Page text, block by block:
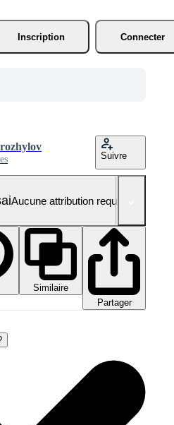
Inscription
Connecter
Suivre
Aucune attribution requise
Similaire
Partager